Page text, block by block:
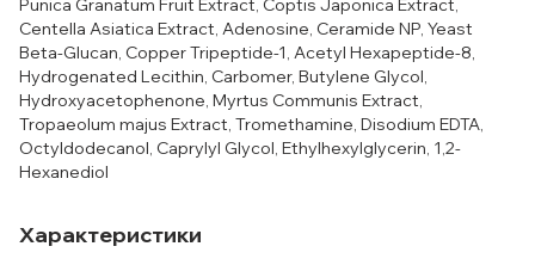
Punica Granatum Fruit Extract, Coptis Japonica Extract,
Centella Asiatica Extract, Adenosine, Ceramide NP, Yeast
Beta-Glucan, Copper Tripeptide-1, Acetyl Hexapeptide-8,
Hydrogenated Lecithin, Carbomer, Butylene Glycol,
Hydroxyacetophenone, Myrtus Communis Extract,
Tropaeolum majus Extract, Tromethamine, Disodium EDTA,
Octyldodecanol, Caprylyl Glycol, Ethylhexylglycerin, 1,2-
Hexanediol
Характеристики